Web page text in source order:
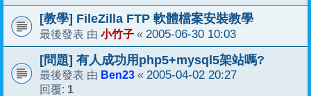
[教學] FileZilla FTP 軟體檔案安裝教學
最後發表 由 小竹子 « 2005-06-30 10:03
[問題] 有人成功用php5+mysql5架站嗎?
最後發表 由 Ben23 « 2005-04-02 20:27
回覆: 1